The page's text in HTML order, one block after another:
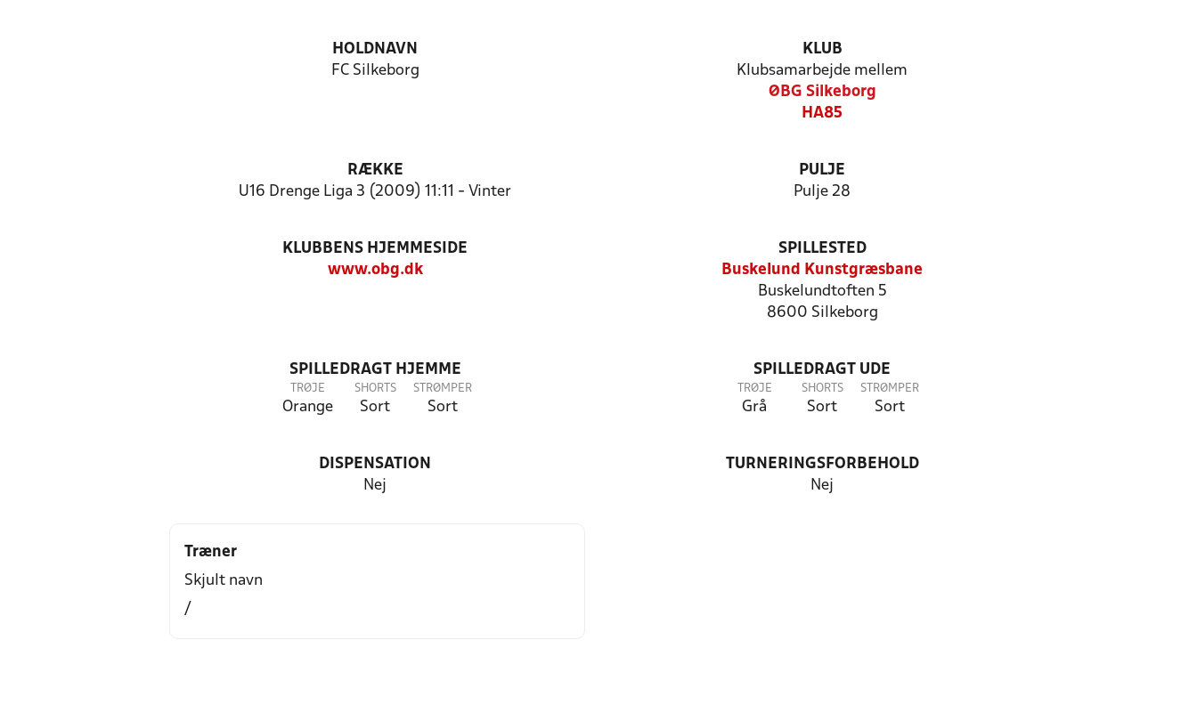
HOLDNAVN
FC Silkeborg
KLUB
Klubsamarbejde mellem
ØBG Silkeborg
HA85
RÆKKE
U16 Drenge Liga 3 (2009) 11:11 - Vinter
PULJE
Pulje 28
KLUBBENS HJEMMESIDE
www.obg.dk
SPILLESTED
Buskelund Kunstgræsbane
Buskelundtoften 5
8600 Silkeborg
SPILLEDRAGT HJEMME
TRØJE
Orange
SHORTS
Sort
STRØMPER
Sort
SPILLEDRAGT UDE
TRØJE
Grå
SHORTS
Sort
STRØMPER
Sort
DISPENSATION
Nej
TURNERINGSFORBEHOLD
Nej
Træner
Skjult navn
/